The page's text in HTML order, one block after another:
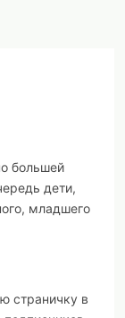
большей
дети,
младшего
страничку в